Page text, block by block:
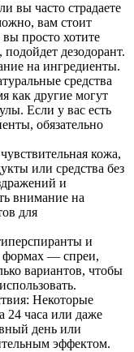
вы часто страдаете
вам стоит
просто хотите
подойдет дезодорант.
на ингредиенты.
средства
как другие могут
Если у вас есть
обязательно
кожа,
или средства без
и
внимание на
для
и
формах — спреи,
вариантов, чтобы
Некоторые
24 часа или даже
день или
эффектом.